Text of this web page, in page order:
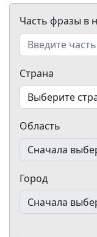
Часть фразы в
Страна
Область
Город